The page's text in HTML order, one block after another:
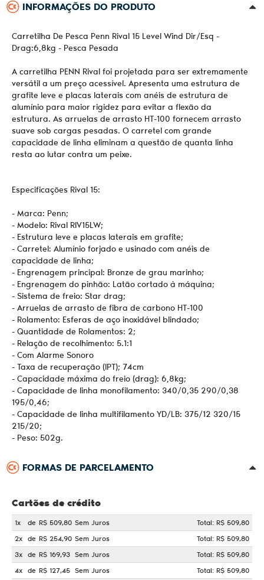
INFORMAÇÕES DO PRODUTO
Carretilha De Pesca Penn Rival 15 Level Wind Dir/Esq -
Drag:6,8kg - Pesca Pesada
A carretilha PENN Rival foi projetada para ser extremamente
versátil a um preço acessível. Apresenta uma estrutura de
grafite leve e placas laterais com anéis de estrutura de
alumínio para maior rigidez para evitar a flexão da
estrutura. As arruelas de arrasto HT-100 fornecem arrasto
suave sob cargas pesadas. O carretel com grande
capacidade de linha eliminam a questão de quanta linha
resta ao lutar contra um peixe.
Especificações Rival 15:
- Marca: Penn;
- Modelo: Rival RIV15LW;
- Estrutura leve e placas laterais em grafite;
- Carretel: Alumínio forjado e usinado com anéis de
capacidade de linha;
- Engrenagem principal: Bronze de grau marinho;
- Engrenagem do pinhão: Latão cortado à máquina;
- Sistema de freio: Star drag;
- Arruelas de arrasto de fibra de carbono HT-100
- Rolamento: Esferas de aço inoxidável blindado;
- Quantidade de Rolamentos: 2;
- Relação de recolhimento: 5.1:1
- Com Alarme Sonoro
- Taxa de recuperação (IPT); 74cm
- Capacidade máxima do freio (drag): 6,8kg;
- Capacidade de linha monofilamento: 340/0,35 290/0,38
195/0,46;
- Capacidade de linha multifilamento YD/LB: 375/12 320/15
215/20;
- Peso: 502g.
FORMAS DE PARCELAMENTO
Cartões de crédito
1x de R$ 509,80 Sem Juros
Total: R$ 509,80
2x de R$ 254,90 Sem Juros
Total: R$ 509,80
3x de R$ 169,93 Sem Juros
Total: R$ 509,80
4x de R$ 127,45 Sem Juros
Total: R$ 509,80